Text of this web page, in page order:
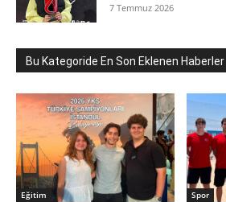
7 Temmuz 2026
Bu Kategoride En Son Eklenen Haberler
Eğitim Spor